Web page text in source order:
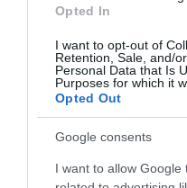
Opted In
I want to opt-out of
Retention, Sale, and/
Personal Data that Is
Purposes for which it
Opted Out
Google consents
I want to allow Google
πρωινές ώρες στα
Οι άνεμοι θα πνέουν
3 με 5 και στο
Η θερμοκρασία δεν
μεταβολή.